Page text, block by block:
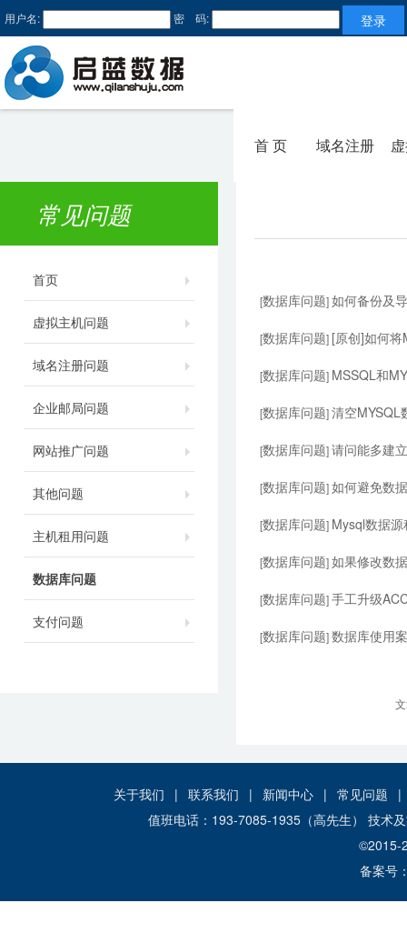
用户名: 密 码:
首 页 域名注册
常见问题
首页
虚拟主机问题
域名注册问题
企业邮局问题
网站推广问题
其他问题
主机租用问题
数据库问题
支付问题
[数据库问题]如何备份及
[数据库问题] [原创]如何
[数据库问题] MSSQL和
[数据库问题]清空MYSQL
[数据库问题]请问能多建
[数据库问题]如何避免数
[数据库问题] Mysql数据
[数据库问题]如果修改数
[数据库问题]手工升级
[数据库问题]数据库使用
关于我们 | 联系我们 | 新闻中心 | 常见问题
|
值班电话：193-7085-1935（高先生） 技术
©2015-
备案号